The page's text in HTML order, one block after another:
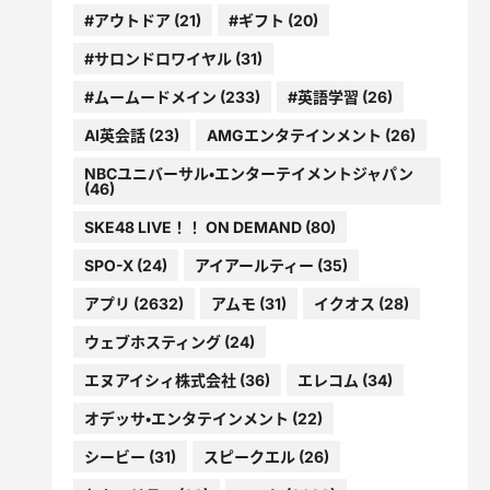
#アウトドア(21) #ギフト (20)
#サロンドロワイヤル(31)
#ムームードメイン (233) #英語学習 (26)
AI英会話(23) AMGエンタテインメント (26)
NBCユニバーサル・エンターテイメントジャパン
(46)
SKE48 LIVE！！ ON DEMAND(80)
SPO-X(24) アイアールティー (35)
アプリ (2632) アムモ (31) イクオス (28)
ウェブホスティング(24)
エヌアイシィ株式会社(36) エレコム (34)
オデッサ・エンタテインメント (22)
シービー (31) スピークエル(26)